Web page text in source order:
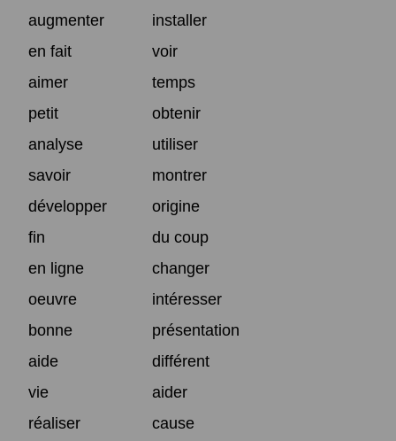
augmenter
installer
en fait
voir
aimer
temps
petit
obtenir
analyse
utiliser
savoir
montrer
développer
origine
fin
du coup
en ligne
changer
oeuvre
intéresser
bonne
présentation
aide
différent
vie
aider
réaliser
cause